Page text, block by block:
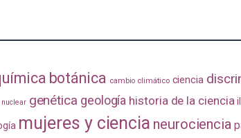
botánica cambio climático ciencia
genética geología historia de la ciencia
mujeres y ciencia neurociencia